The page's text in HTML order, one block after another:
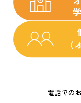
電話での